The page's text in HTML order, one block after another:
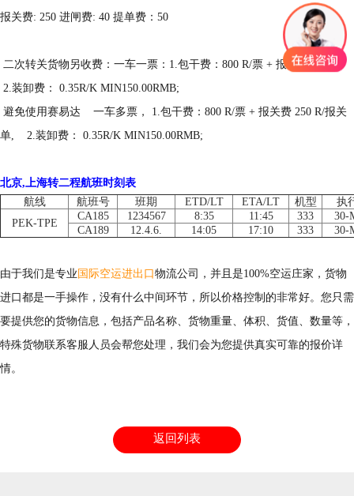
报关费: 250 进闸费: 40 提单费：50
二次转关货物另收费：一车一票：1.包干费：800 R/票 + 报关费 250 R,
2.装卸费： 0.35R/K MIN150.00RMB;
避免使用赛易达 一车多票， 1.包干费：800 R/票 + 报关费 250 R/报关
单, 2.装卸费： 0.35R/K MIN150.00RMB;
北京,上海转二程航班时刻表
航线
航班号 班期 ETD/LT ETA/LT 机型
执
PEK-TPE
CA185 1234567 8:35 11:45 333
30-
CA189
12.4.6. 14:05 17:10 333 30-
由于我们是专业 国际空运进出口 物流公司，并且是100%空运庄家，货物
进口都是一手操作，没有什么中间环节，所以价格控制的非常好。您只需
要提供您的货物信息，包括产品名称、货物重量、体积、货值、数量等，
特殊货物联系客服人员会帮您处理，我们会为您提供真实可靠的报价详
情。
返回列表